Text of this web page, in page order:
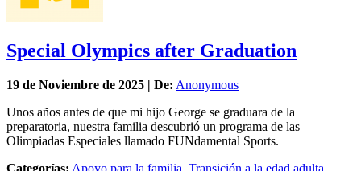
Special Olympics after Graduation
19 de Noviembre de 2025 | De: Anonymous
Unos años antes de que mi hijo George se graduara de la
preparatoria, nuestra familia descubrió un programa de las
Olimpiadas Especiales llamado FUNdamental Sports.